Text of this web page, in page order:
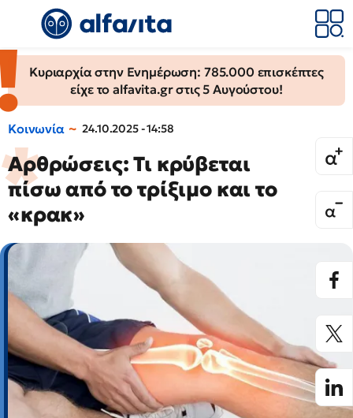
Κυριαρχία στην Ενημέρωση: 785.000 επισκέπτες
είχε το alfavita.gr στις 5 Αυγούστου!
Κοινωνία 24.10.2025 - 14:58
Αρθρώσεις: Τι κρύβεται
πίσω από το τρίξιμο και το
«κρακ»